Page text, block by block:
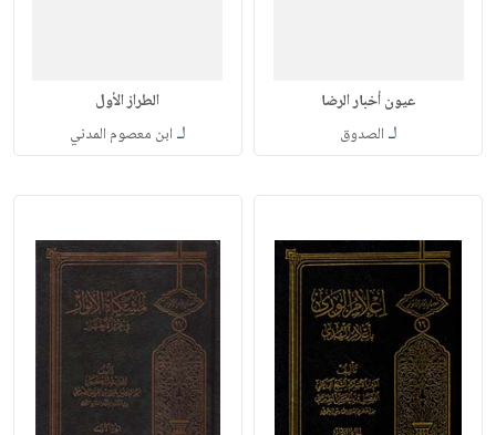
عيون أخبار الرضا
لـ الصدوق
الطراز الأول
لـ ابن معصوم المدني